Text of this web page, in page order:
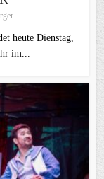
heute Dienstag,
im...